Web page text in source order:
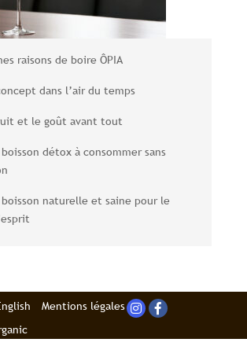
raisons de boire ÔPIA
dans l’air du temps
et le goût avant tout
détox à consommer sans
boisson naturelle et saine pour le
Mentions légales